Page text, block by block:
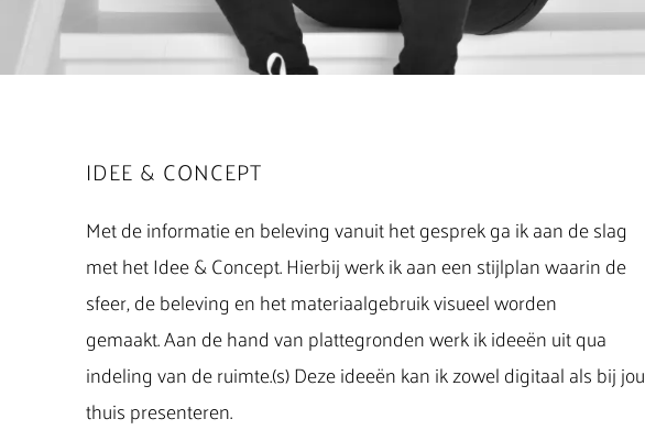
IDEE & CONCEPT
Met de informatie en beleving vanuit het gesprekga ik aan de slag
met het Idee & Concept.Hierbij werk ik aan een stijlplan waarin de
sfeer, de beleving en het materiaalgebruik visueel worden
gemaakt.Aan de hand van plattegronden werk ik ideeën uit qua
indelingvan de ruimte.(s)Deze ideeën kan ik zowel digitaal als bij jou
thuis presenteren.